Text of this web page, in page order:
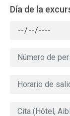
Día de la